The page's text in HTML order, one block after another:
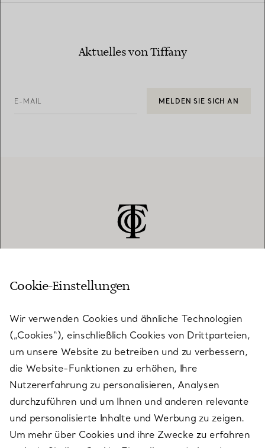
Aktuelles von Tiffany
E-MAIL MELDEN SIE SICH AN
KUNDENSERVICE
SERVICES
ÜBER TIFFANY & CO.
RECHTLICHE HINWEISE
Cookie-Einstellungen
Wir verwenden Cookies und ähnliche Technologien
(„Cookies“), einschließlich Cookies von Drittparteien,
um unsere Website zu betreiben und zu verbessern,
die Website-Funktionen zu erhöhen, Ihre
Nutzererfahrung zu personalisieren, Analysen
durchzuführen und um Ihnen und anderen relevante
und personalisierte Inhalte und Werbung zu zeigen.
Um mehr über Cookies und ihre Zwecke zu erfahren